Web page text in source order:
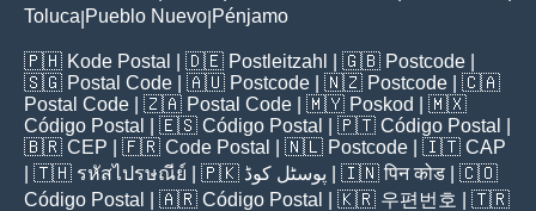
Toluca Pueblo Nuevo Pénjamo
🇵🇭 Kode Postal | 🇩🇪 Postleitzahl | 🇬🇧 Postcode
🇸🇬 Postal Code | 🇦🇺 Postcode | 🇳🇿 Postcode | 🇨🇦
Postal Code | 🇿🇦 Postal Code | 🇲🇾 Poskod
| 🇲🇽
Código Postal
| 🇪🇸 Código Postal | 🇵🇹 Código Postal
🇧🇷 CEP | 🇫🇷 Code Postal | 🇳🇱 Postcode | 🇮🇹 CAP
| 🇹🇭 รหัสไปรษณีย์ | 🇵🇰 پوسٹل کوڈ | 🇮🇳पिन कोड | 🇨🇴
Código Postal
| 🇦🇷 Código Postal | 🇰🇷 우편번호
| 🇹🇷